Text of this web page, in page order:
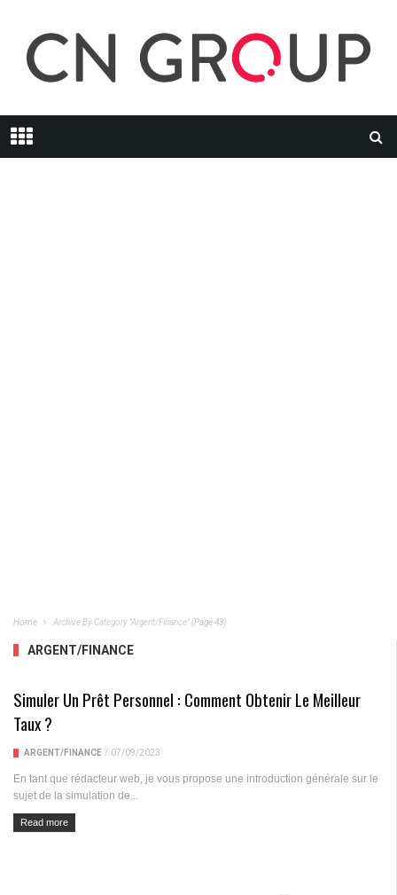
Home Archive By Category "Argent/Finance"(Page 43)
ARGENT/FINANCE
Simuler Un Prêt Personnel : Comment Obtenir Le Meilleur
Taux ?
ARGENT/FINANCE / 07/09/2023
En tant que rédacteur web, je vous propose une introduction générale sur le
sujet de la simulation de...
Read more